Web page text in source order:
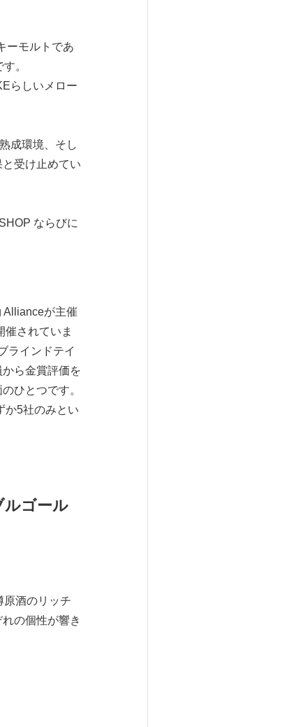
ーモルトであ
。
らしいメロー
成環境、そし
受け止めてい
ならびに
Allianceが主催
されていま
ラインドテイ
ら金賞評価を
ひとつです。
か5社のみとい
ルゴール
原酒のリッチ
の個性が響き